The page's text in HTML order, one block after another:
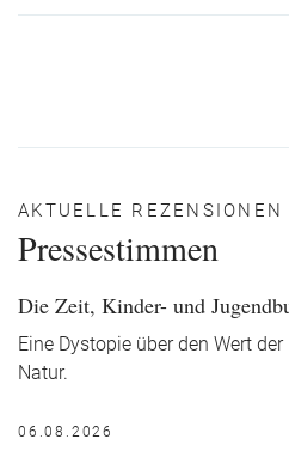
AKTUELLE REZENSIONEN
Pressestimmen
Die Zeit, Kinder- und
Eine Dystopie über den Wert
Natur.
06.08.2026